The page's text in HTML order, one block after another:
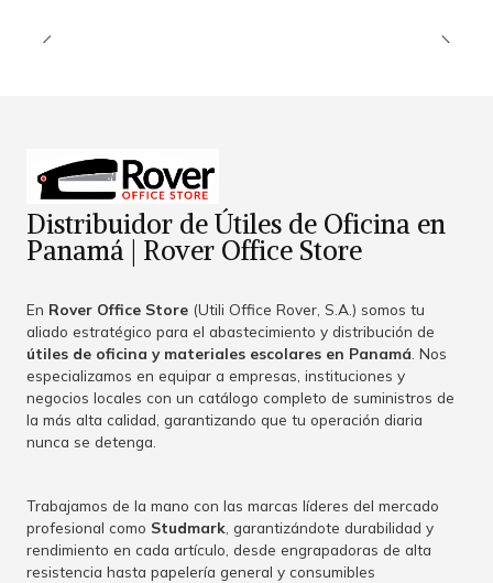
Distribuidor de Útiles de Oficina en
Panamá | Rover Office Store
En Rover Office Store (Utili Office Rover, S.A.) somos tu
aliado estratégico para el abastecimiento y distribución de
útiles de oficina y materiales escolares en Panamá . Nos
especializamos en equipar a empresas, instituciones y
negocios locales con un catálogo completo de suministros de
la más alta calidad, garantizando que tu operación diaria
nunca se detenga.
Trabajamos de la mano con las marcas líderes del mercado
profesional como Studmark , garantizándote durabilidad y
rendimiento en cada artículo, desde engrapadoras de alta
resistencia hasta papelería general y consumibles